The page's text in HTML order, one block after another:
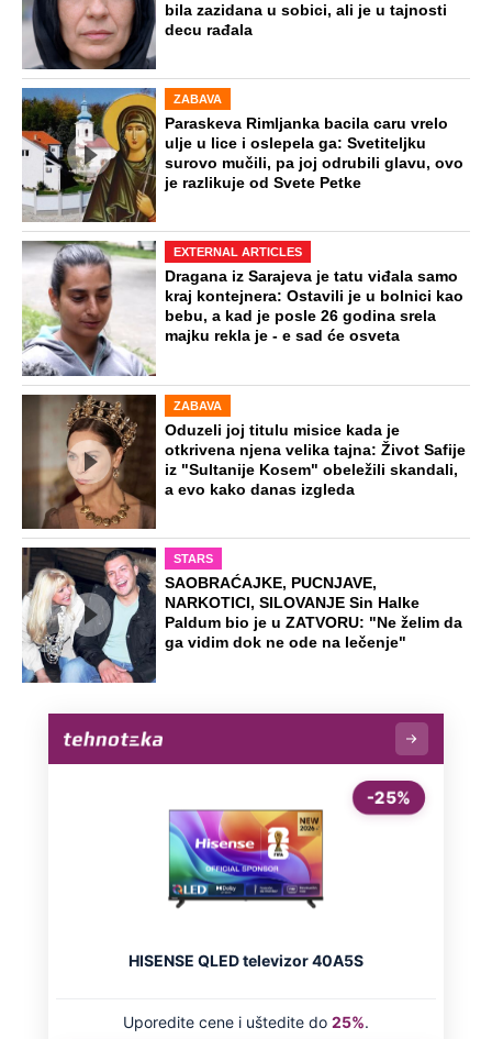
bila zazidana u sobici, ali je u tajnosti
decu rađala
ZABAVA
Paraskeva Rimljanka bacila caru vrelo
ulje u lice i oslepela ga: Svetiteljku
surovo mučili, pa joj odrubili glavu, ovo
je razlikuje od Svete Petke
EXTERNAL ARTICLES
Dragana iz Sarajeva je tatu viđala samo
kraj kontejnera: Ostavili je u bolnici kao
bebu, a kad je posle 26 godina srela
majku rekla je - e sad će osveta
ZABAVA
Oduzeli joj titulu misice kada je
otkrivena njena velika tajna: Život Safije
iz "Sultanije Kosem" obeležili skandali,
a evo kako danas izgleda
STARS
SAOBRAĆAJKE, PUCNJAVE,
NARKOTICI, SILOVANJE Sin Halke
Paldum bio je u ZATVORU: "Ne želim da
ga vidim dok ne ode na lečenje"